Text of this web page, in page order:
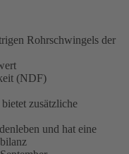
Rohrschwingels der
(NDF)
zusätzliche
und hat eine